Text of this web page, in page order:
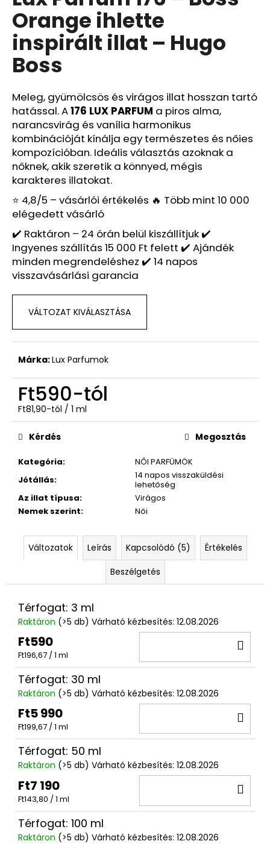
5-
ből
0,0
csillag.
Orange ihlette
inspirált illat – Hugo
Boss
Meleg, gyümölcsös és virágos illat hosszan tartó
hatással. A176 LUX PARFUM a piros alma,
narancsvirág és vanília harmonikus
kombinációját kínálja egy természetes és nőies
kompozícióban. Ideális választás azoknak a
nőknek, akik szeretik a könnyed, mégis
karakteres illatokat.
⭐ 4,8/5 – vásárlói értékelés 🔥 Több mint 10 000
elégedett vásárló
✔️ Raktáron – 24 órán belül kiszállítjuk ✔️
Ingyenes szállítás 15 000 Ft felett ✔️ Ajándék
minden megrendeléshez ✔️ 14 napos
visszavásárlási garancia
VÁLTOZAT KIVÁLASZTÁSA
Márka:Lux Parfumok
Ft590-tól
Egységár:
Ft81,90-tól / 1 ml
Kategória:
NŐI PARFÜMÖK
Jótállás:
14 napos visszaküldési
lehetőség
Az illat típusa:
Virágos
Nemek szerint: Női
Kérdés Megosztás
Változatok Leírás Kapcsolódó (5)
Értékelés
Beszélgetés
Térfogat: 3 ml
Raktáron (>5 db) Várható kézbesítés: 12.08.2026
Ft590
Egységár:
Ft196,67 / 1 ml
Térfogat: 30 ml
Raktáron (>5 db) Várható kézbesítés: 12.08.2026
Ft5 990
Egységár:
Ft199,67 / 1 ml
Térfogat: 50 ml
Raktáron (>5 db) Várható kézbesítés: 12.08.2026
Ft7 190
Egységár:
Ft143,80 / 1 ml
Térfogat: 100 ml
Raktáron (>5 db) Várható kézbesítés: 12.08.2026
A
j
á
n
j
u
k
LUX
PARFUM
521
–
GOOD
GIRL
ELIXIR
IHLETTE
INSPIRÁLT
ILLAT
Ft590